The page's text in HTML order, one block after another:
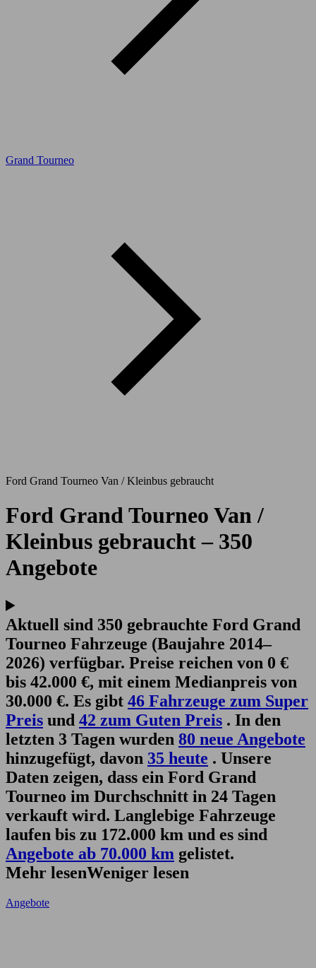
Grand Tourneo
Ford Grand Tourneo Van / Kleinbus gebraucht
Ford Grand Tourneo Van /
Kleinbus gebraucht – 350
Angebote
Aktuell sind 350 gebrauchte Ford Grand
Tourneo Fahrzeuge (Baujahre 2014–
2026) verfügbar. Preise reichen von 0 €
bis 42.000 €, mit einem Medianpreis von
30.000 €. Es gibt 46 Fahrzeuge zum Super
Preis und 42 zum Guten Preis . In den
letzten 3 Tagen wurden 80 neue Angebote
hinzugefügt, davon 35 heute . Unsere
Daten zeigen, dass ein Ford Grand
Tourneo im Durchschnitt in 24 Tagen
verkauft wird. Langlebige Fahrzeuge
laufen bis zu 172.000 km und es sind
Angebote ab 70.000 km gelistet.
Mehr lesenWeniger lesen
Angebote